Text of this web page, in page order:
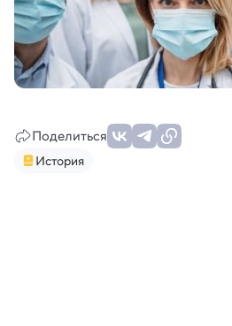
Поделиться
История